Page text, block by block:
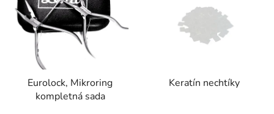
Eurolock, Mikroring
kompletná sada
Keratín nechtíky